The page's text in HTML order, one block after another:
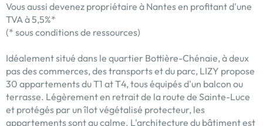
Vous aussi devenez propriétaire à Nantes en profitant d'une
TVA à 5,5%*
(* sous conditions de ressources)
Idéalement situé dans le quartier Bottière-Chénaie, à deux
pas des commerces, des transports et du parc, LIZY propose
30 appartements du T1 at T4, tous équipés d'un balcon ou
terrasse. Légèrement en retrait de la route de Sainte-Luce
et protégés par un îlot végétalisé protecteur, les
appartements sont au calme. L'architecture du bâtiment est